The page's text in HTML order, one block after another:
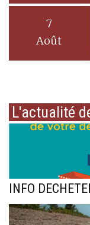
7
Août
L'actualité
INFO